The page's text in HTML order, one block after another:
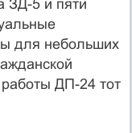
ЗД-5 и пяти
для небольших
ДП-24 тот